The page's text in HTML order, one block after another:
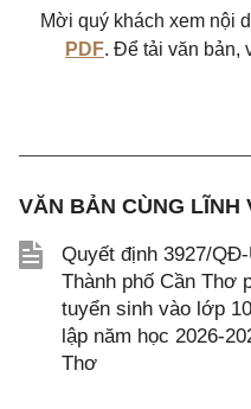
Mời quý khách xem nội
PDF. Để tải văn bản,
VĂN BẢN CÙNG LĨNH
Quyết định 3927/
Thành phố Cần Thơ
tuyển sinh vào lớp
lập năm học 2026-
Thơ